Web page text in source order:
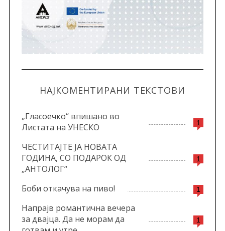
НАЈКОМЕНТИРАНИ ТЕКСТОВИ
1
„Гласоечко“ впишано во
Листата на УНЕСКО
1
ЧЕСТИТАЈТЕ ЈА НОВАТА
ГОДИНА, СО ПОДАРОК ОД
„АНТОЛОГ“
1
Боби откачува на пиво!
1
Напрајв романтична вечера
за двајца. Да не морам да